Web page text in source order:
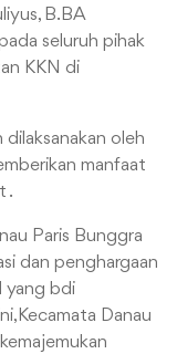
B.BA
seluruh pihak
KKN di
dilaksanakan oleh
manfaat
.
Paris Bunggra
dan penghargaan
yang bdi
Danau